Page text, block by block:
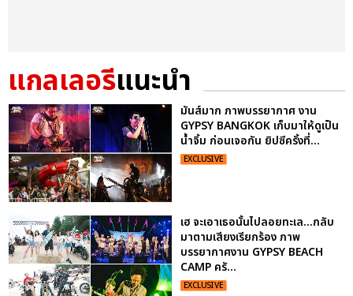
แกลเลอรีแนะนำ
มันส์มาก ภาพบรรยากาศ งาน
GYPSY BANGKOK เก็บมาให้ดูเป็น
น้ำจิ้ม ก่อนเจอกัน ยิปซีครั้งที่...
EXCLUSIVE
เฮ จะเอาเธอนั้นไปลอยทะเล...กลับ
มาตามเสียงเรียกร้อง ภาพ
บรรยากาศงาน GYPSY BEACH
CAMP ครั...
EXCLUSIVE